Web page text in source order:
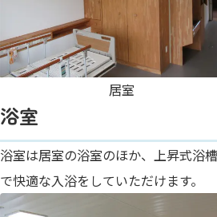
居室
浴室
浴室は居室の浴室のほか、上昇式浴
で快適な入浴をしていただけます。